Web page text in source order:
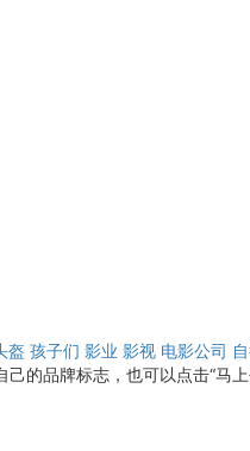
盔 孩子们 影业 影视 电影公司
的品牌标志，也可以点击“马